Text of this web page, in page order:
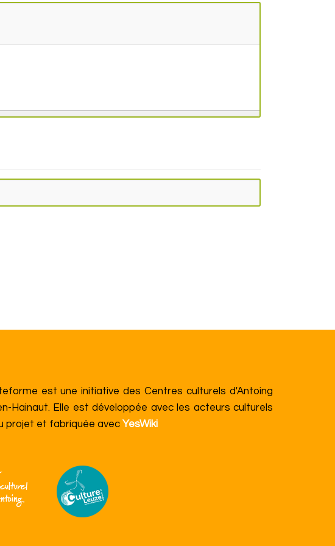
est une initiative des Centres culturels d'Antoing
Hainaut. Elle est développée avec les acteurs culturels
projet et fabriquée avec YesWiki